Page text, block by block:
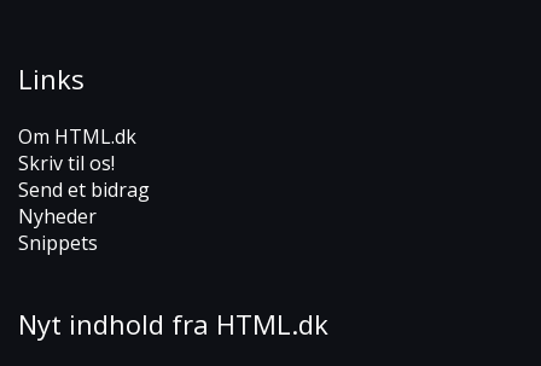
Links
Om HTML.dk
Skriv til os!
Send et bidrag
Nyheder
Snippets
Nyt indhold fra HTML.dk